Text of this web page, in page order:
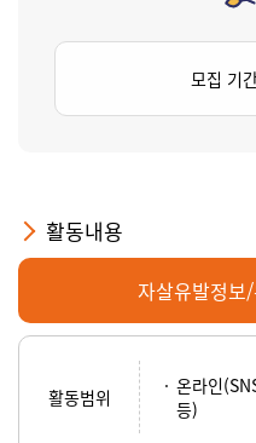
모집 기
활동내용
자살유발정보
활동범위
온라인
등)